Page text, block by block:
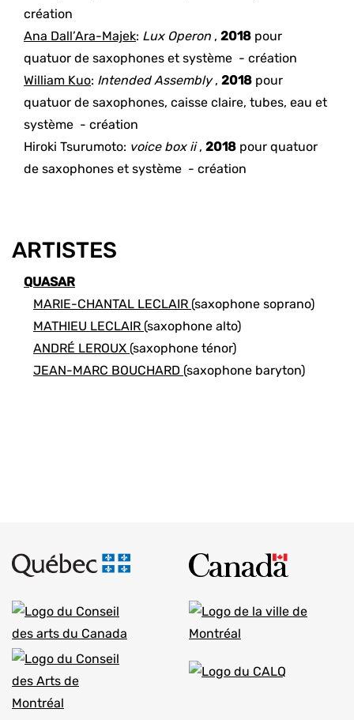
création
Ana Dall’Ara-Majek: Lux Operon , 2018 pour
quatuor de saxophones et système - création
William Kuo: Intended Assembly, 2018 pour
quatuor de saxophones, caisse claire, tubes, eau et
système - création
Hiroki Tsurumoto: voice box ii, 2018 pour quatuor
de saxophones et système - création
ARTISTES
QUASAR
MARIE-CHANTAL LECLAIR (saxophone soprano)
MATHIEU LECLAIR (saxophone alto)
ANDRÉ LEROUX (saxophone ténor)
JEAN-MARC BOUCHARD (saxophone baryton)